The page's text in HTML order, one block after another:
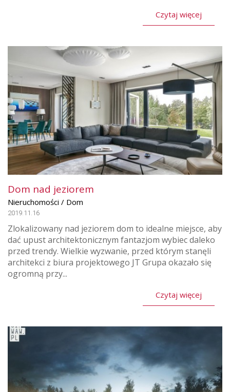
Czytaj więcej
Dom nad jeziorem
Nieruchomości / Dom
2019.11.16
Zlokalizowany nad jeziorem dom to idealne miejsce, aby
dać upust architektonicznym fantazjom wybiec daleko
przed trendy. Wielkie wyzwanie, przed którym stanęli
architekci z biura projektowego JT Grupa okazało się
ogromną przy...
Czytaj więcej